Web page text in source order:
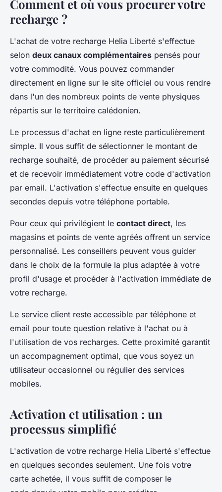
Comment et où vous procurer votre
recharge ?
L'achat de votre recharge Helia Liberté s'effectue
selon deux canaux complémentaires pensés pour
votre commodité. Vous pouvez commander
directement en ligne sur le site officiel ou vous rendre
dans l'un des nombreux points de vente physiques
répartis sur le territoire calédonien.
Le processus d'achat en ligne reste particulièrement
simple. Il vous suffit de sélectionner le montant de
recharge souhaité, de procéder au paiement sécurisé
et de recevoir immédiatement votre code d'activation
par email. L'activation s'effectue ensuite en quelques
secondes depuis votre téléphone portable.
Pour ceux qui privilégient le contact direct, les
magasins et points de vente agréés offrent un service
personnalisé. Les conseillers peuvent vous guider
dans le choix de la formule la plus adaptée à votre
profil d'usage et procéder à l'activation immédiate de
votre recharge.
Le service client reste accessible par téléphone et
email pour toute question relative à l'achat ou à
l'utilisation de vos recharges. Cette proximité garantit
un accompagnement optimal, que vous soyez un
utilisateur occasionnel ou régulier des services
mobiles.
Activation et utilisation : un
processus simplifié
L'activation de votre recharge Helia Liberté s'effectue
en quelques secondes seulement. Une fois votre
carte achetée, il vous suffit de composer le